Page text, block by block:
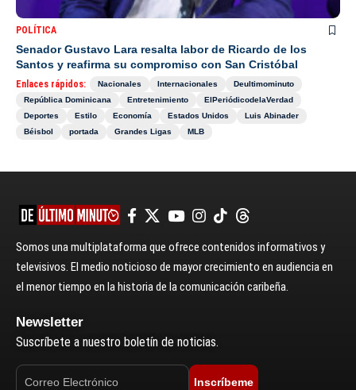
POLÍTICA
Senador Gustavo Lara resalta labor de Ricardo de los
Santos y reafirma su compromiso con San Cristóbal
Enlaces rápidos: Nacionales Internacionales
Deultimominuto
República Dominicana
Entretenimiento
ElPeriódicodelaVerdad
Deportes
Estilo Economía Estados Unidos
Luis Abinader
Béisbol
portada Grandes Ligas MLB
Somos una multiplataforma que ofrece contenidos informativos y
televisivos. El medio noticioso de mayor crecimiento en audiencia en
el menor tiempo en la historia de la comunicación caribeña.
Newsletter
Suscríbete a nuestro boletín de noticias.
Inscríbeme